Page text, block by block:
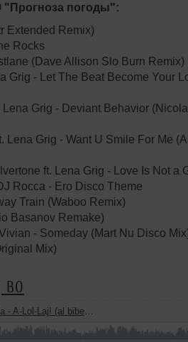
"Прогноза погоды":
Extended Remix)
Rocks
(Dave Allison Slo Burn Remix)
Grig - Let The Beat Become Your
Grig - Deviant Behavior
Lena Grig - Want U Smile For Me
ft. Lena Grig - Love Is Not a
Rocca - Ero Disco Theme
Train (Waboo Remix)
Basanov Remake)
- Someday (Mart Nu Disco
Mix)
BO
Lol-Laj! (al biber remix)